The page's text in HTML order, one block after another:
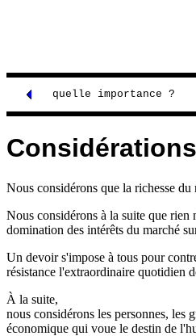
quelle importance ?
Nous considérons que la richesse du
Nous considérons à la suite que rien
domination des intérêts du marché
Un devoir s'impose à tous pour
résistance l'extraordinaire quotidien
À la suite,
nous considérons les personnes, les
économique qui voue le destin de